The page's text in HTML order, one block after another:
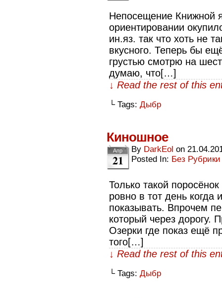
Непосещение Книжной
ориентировании
ин.яз. так что хоть не
вкусного. Теперь бы
грустью смотрю на
думаю, что[…]
↓ Read the rest of this
└ Tags: Дыбр
Киношное
Апр
21
By DarkEol on
Posted In: Без Рубрики
Только такой
ровно в тот день
показывать. Впрочем
который через дорогу.
Озерки где показ ещё
того[…]
↓ Read the rest of this
└ Tags: Дыбр